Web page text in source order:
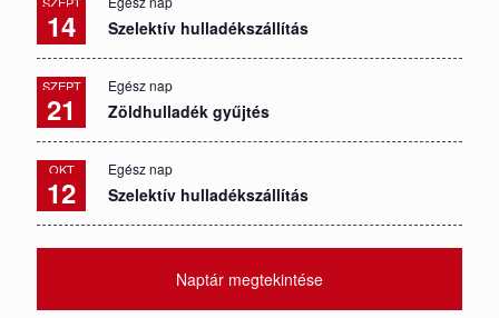
14 Szelektív hulladékszállítás
SZEPT
21
Egész nap
Zöldhulladék gyűjtés
OKT
12
Egész nap
Szelektív hulladékszállítás
Naptár megtekintése